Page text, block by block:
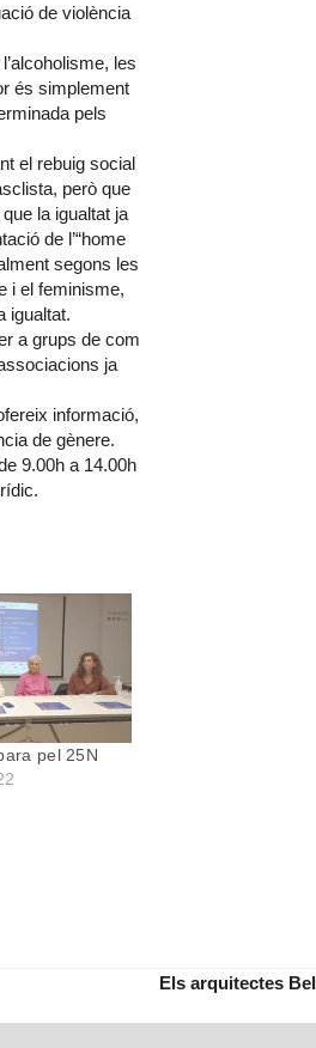
de violència
les
és simplement
pels
el rebuig social
però que
la igualtat ja
de l’“home
segons les
i el feminisme,
igualtat.
a grups de com
ja
informació,
de gènere.
9.00h a 14.00h
pel 25N
Els arquitectes